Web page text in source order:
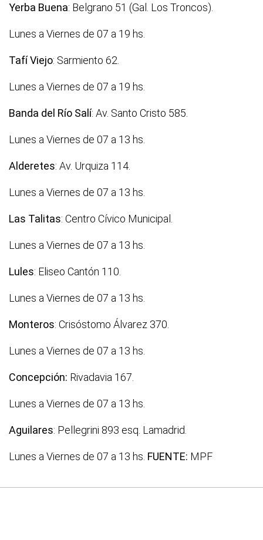
Yerba Buena: Belgrano 51 (Gal. Los Troncos).
Lunes a Viernes de 07 a 19 hs.
Tafí Viejo: Sarmiento 62.
Lunes a Viernes de 07 a 19 hs.
Banda del Río Salí: Av. Santo Cristo 585.
Lunes a Viernes de 07 a 13 hs.
Alderetes: Av. Urquiza 114.
Lunes a Viernes de 07 a 13 hs.
Las Talitas: Centro Cívico Municipal.
Lunes a Viernes de 07 a 13 hs.
Lules: Eliseo Cantón 110.
Lunes a Viernes de 07 a 13 hs.
Monteros: Crisóstomo Álvarez 370.
Lunes a Viernes de 07 a 13 hs.
Concepción: Rivadavia 167.
Lunes a Viernes de 07 a 13 hs.
Aguilares: Pellegrini 893 esq. Lamadrid.
Lunes a Viernes de 07 a 13 hs. FUENTE: MPF